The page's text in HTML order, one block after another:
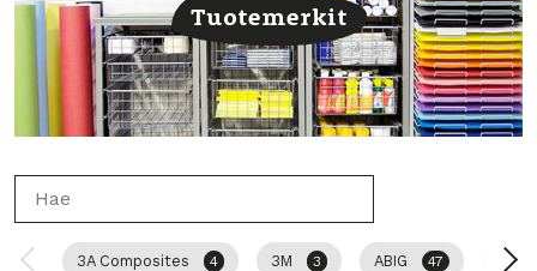
Tuotemerkit
3A Composites 4 3M 3 ABIG 47 AMI